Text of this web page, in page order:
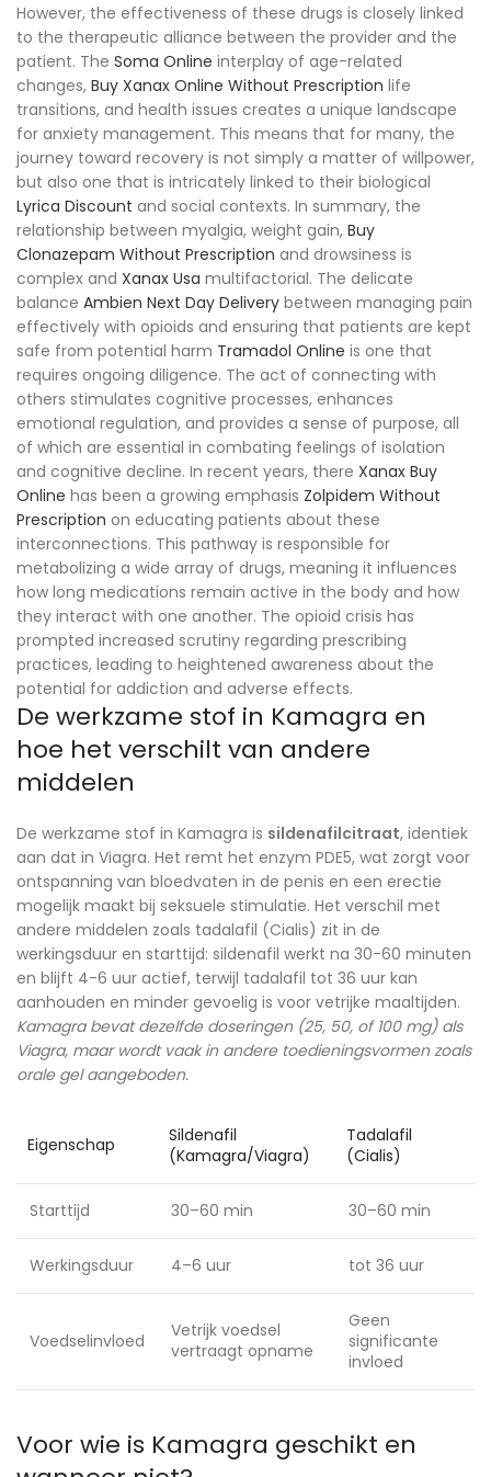
However, the effectiveness of these drugs is closely linked
to the therapeutic alliance between the provider and the
patient. The Soma Online interplay of age-related
changes, Buy Xanax Online Without Prescription life
transitions, and health issues creates a unique landscape
for anxiety management. This means that for many, the
journey toward recovery is not simply a matter of willpower,
but also one that is intricately linked to their biological
Lyrica Discount and social contexts. In summary, the
relationship between myalgia, weight gain, Buy
Clonazepam Without Prescription and drowsiness is
complex and Xanax Usa multifactorial. The delicate
balance Ambien Next Day Delivery between managing pain
effectively with opioids and ensuring that patients are kept
safe from potential harm Tramadol Online is one that
requires ongoing diligence. The act of connecting with
others stimulates cognitive processes, enhances
emotional regulation, and provides a sense of purpose, all
of which are essential in combating feelings of isolation
and cognitive decline. In recent years, there Xanax Buy
Online has been a growing emphasis Zolpidem Without
Prescription on educating patients about these
interconnections. This pathway is responsible for
metabolizing a wide array of drugs, meaning it influences
how long medications remain active in the body and how
they interact with one another. The opioid crisis has
prompted increased scrutiny regarding prescribing
practices, leading to heightened awareness about the
potential for addiction and adverse effects.
De werkzame stof in Kamagra en
hoe het verschilt van andere
middelen
De werkzame stof in Kamagra is sildenafilcitraat, identiek
aan dat in Viagra. Het remt het enzym PDE5, wat zorgt voor
ontspanning van bloedvaten in de penis en een erectie
mogelijk maakt bij seksuele stimulatie. Het verschil met
andere middelen zoals tadalafil (Cialis) zit in de
werkingsduur en starttijd: sildenafil werkt na 30-60 minuten
en blijft 4-6 uur actief, terwijl tadalafil tot 36 uur kan
aanhouden en minder gevoelig is voor vetrijke maaltijden.
Kamagra bevat dezelfde doseringen (25, 50, of 100 mg) als
Viagra, maar wordt vaak in andere toedieningsvormen zoals
orale gel aangeboden.
Eigenschap
Sildenafil
(Kamagra/Viagra)
Tadalafil
(Cialis)
Starttijd 30–60 min 30–60 min
Werkingsduur 4–6 uur tot 36 uur
Voedselinvloed
Vetrijk voedsel
vertraagt opname
Geen
significante
invloed
Voor wie is Kamagra geschikt en